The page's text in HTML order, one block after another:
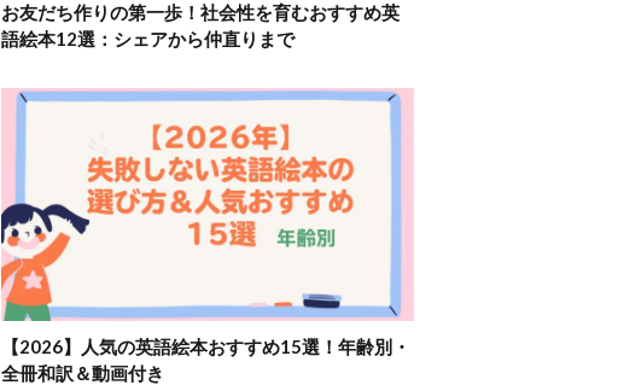
お友だち作りの第一歩！社会性を育むおすすめ英
語絵本12選：シェアから仲直りまで
【2026】人気の英語絵本おすすめ15選！年齢別・
全冊和訳＆動画付き